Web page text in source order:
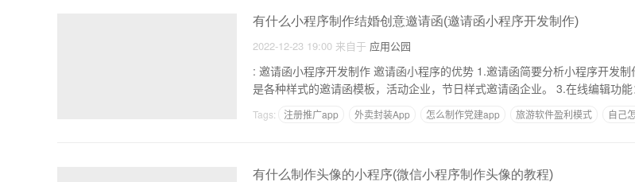
有什么小程序制作结婚创意邀请函(邀请函小程序开发制作)
2022-12-23 19:00 来自于 应用公园
: 邀请函小程序开发制作 邀请函小程序的优势 1.邀请函简要分析小程序开发制作功能 2.邀请函模板功能模板功能
是各种样式的邀请函模板，活动企业，节日样式邀请函企业。
Tags: 注册推广app 外卖封装App 怎么制作党建app 旅游软件盈利模式 自己
有什么制作头像的小程序(微信小程序制作头像的教程)